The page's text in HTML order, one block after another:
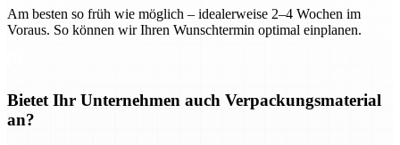
Am besten so früh wie möglich – idealerweise 2–4 Wochen im
Voraus. So können wir Ihren Wunschtermin optimal einplanen.
Bietet Ihr Unternehmen auch Verpackungsmaterial
an?